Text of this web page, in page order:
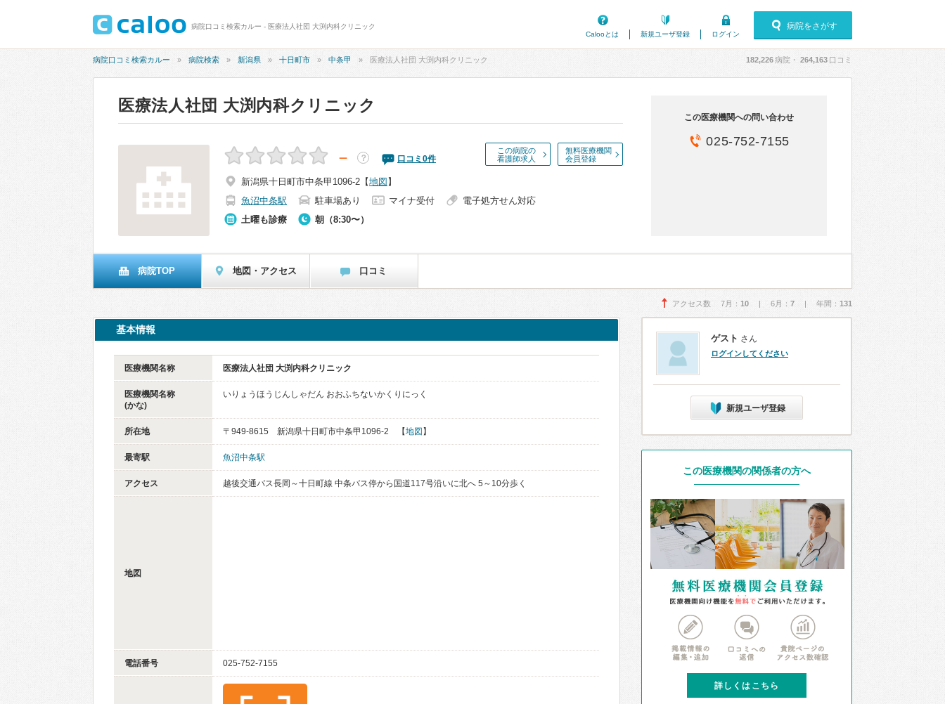
病院口コミ検索カルー - 医療法人社団 大渕内科クリニック
Calooとは
新規ユーザ登録 ログイン
病院をさがす
病院口コミ検索カルー 病院検索 新潟県 十日町市 中条甲 医療法人社団 大渕内科クリニック 182,226病院・ 264,163 口コミ
医療法人社団 大渕内科クリニック
この病院の
看護師求人
無料医療機関
会員登録
－ ？ 口コミ 0件
新潟県十日町市中条甲1096-2 【地図 】
魚沼中条駅
駐車場あり マイナ受付
電子処方せん対応
土曜も診療
朝（8:30〜）
この医療機関への問い合わせ
025-752-7155
病院TOP 地図・アクセス 口コミ
アクセス数 7月： 10 | 6月： 7 | 年間： 131
基本情報
医療機関名称 医療法人社団 大渕内科クリニック
医療機関名称
(かな)
いりょうほうじんしゃだん おおふちないかくりにっく
所在地 〒949-8615 新潟県十日町市中条甲1096-2 【地図 】
最寄駅 魚沼中条駅
アクセス 越後交通バス長岡～十日町線 中条バス停から国道117号沿いに北へ 5～10分歩く
地図
電話番号 025-752-7155
ゲスト さん
ログインしてください
新規ユーザ登録
この医療機関の関係者の方へ
詳しくはこちら